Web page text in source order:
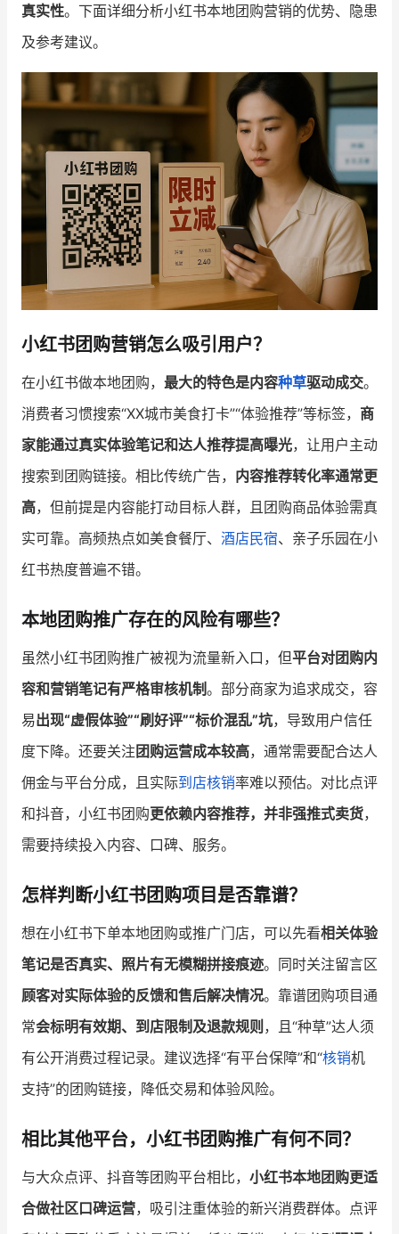
增长俱乐部
有赞商盟
商家社区 社群交流
合作共进
入驻有赞 认证代理商
认证服务商 设计服务商
真实性。下面详细分析小红书本地团购营销的优势、隐患
及参考建议。
小红书团购营销怎么吸引用户？
在小红书做本地团购， 最大的特色是内容种草驱动成交。
消费者习惯搜索“XX城市美食打卡”“体验推荐”等标签， 商
家能通过真实体验笔记和达人推荐提高曝光，让用户主动
搜索到团购链接。相比传统广告， 内容推荐转化率通常更
高，但前提是内容能打动目标人群，且团购商品体验需真
实可靠。高频热点如美食餐厅、 酒店民宿、亲子乐园在小
红书热度普遍不错。
本地团购推广存在的风险有哪些？
虽然小红书团购推广被视为流量新入口，但平台对团购内
容和营销笔记有严格审核机制。部分商家为追求成交，容
易出现“虚假体验”“刷好评”“标价混乱”坑，导致用户信任
度下降。还要关注团购运营成本较高，通常需要配合达人
佣金与平台分成，且实际到店核销率难以预估。对比点评
和抖音，小红书团购更依赖内容推荐，并非强推式卖货，
需要持续投入内容、口碑、服务。
怎样判断小红书团购项目是否靠谱？
想在小红书下单本地团购或推广门店，可以先看相关体验
笔记是否真实、照片有无模糊拼接痕迹。同时关注留言区
顾客对实际体验的反馈和售后解决情况。靠谱团购项目通
常会标明有效期、到店限制及退款规则 ，且“种草”达人须
有公开消费过程记录。建议选择“有平台保障”和“核销机
支持”的团购链接，降低交易和体验风险。
相比其他平台，小红书团购推广有何不同？
与大众点评、抖音等团购平台相比， 小红书本地团购更适
合做社区口碑运营，吸引注重体验的新兴消费群体。点评